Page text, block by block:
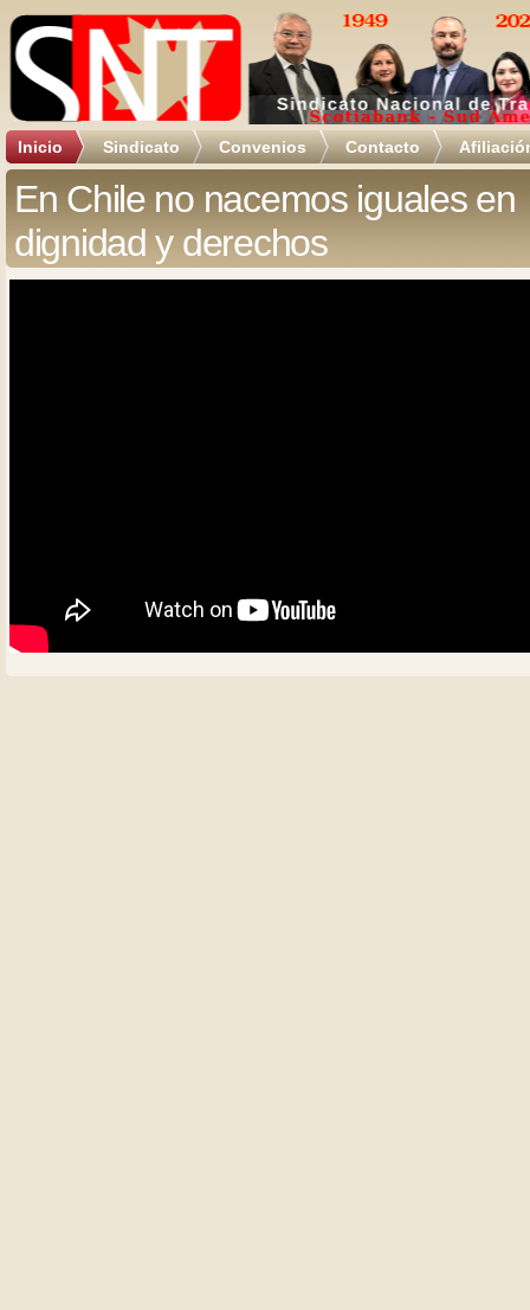
Inicio Sindicato Convenios Contacto
En Chile no nacemos iguales en
dignidad y derechos